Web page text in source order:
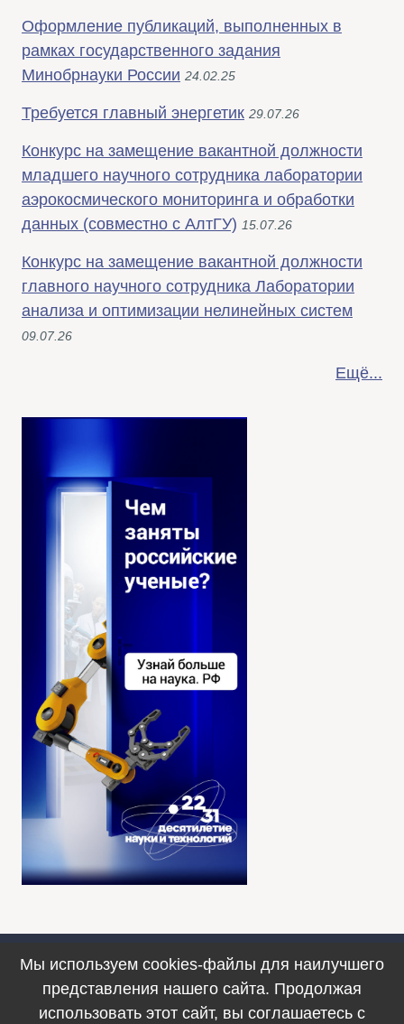
Оформление публикаций, выполненных в
рамках государственного задания
Минобрнауки России 24.02.25
Требуется главный энергетик 29.07.26
Конкурс на замещение вакантной должности
младшего научного сотрудника лаборатории
аэрокосмического мониторинга и обработки
данных (совместно с АлтГУ) 15.07.26
Конкурс на замещение вакантной должности
главного научного сотрудника Лаборатории
анализа и оптимизации нелинейных систем
09.07.26
Ещё...
Противодействие коррупции
© 1990–2025. ФИЦ ИВТ, г. Новосибирск
Мы используем cookies-файлы для наилучшего
представления нашего сайта. Продолжая
использовать этот сайт, вы соглашаетесь с